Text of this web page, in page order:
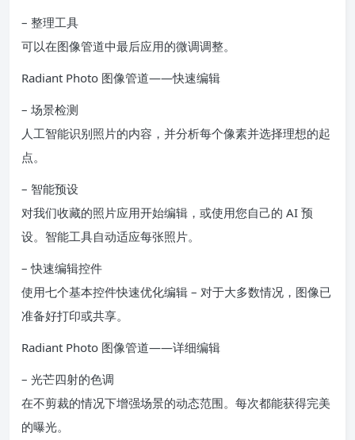
– 整理工具
可以在图像管道中最后应用的微调调整。
Radiant Photo 图像管道——快速编辑
– 场景检测
人工智能识别照片的内容，并分析每个像素并选择理想的起
点。
– 智能预设
对我们收藏的照片应用开始编辑，或使用您自己的 AI 预
设。智能工具自动适应每张照片。
– 快速编辑控件
使用七个基本控件快速优化编辑 – 对于大多数情况，图像已
准备好打印或共享。
Radiant Photo 图像管道——详细编辑
– 光芒四射的色调
在不剪裁的情况下增强场景的动态范围。每次都能获得完美
的曝光。